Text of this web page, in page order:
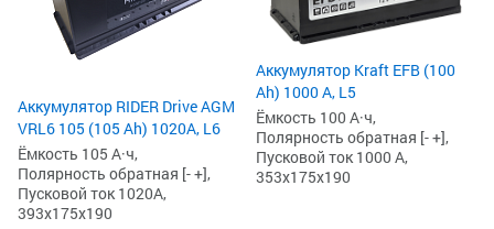
Аккумулятор RIDER Drive AGM
VRL6 105 (105 Ah) 1020А, L6
Ёмкость 105 А·ч,
Полярность обратная [- +],
Пусковой ток 1020А,
393x175x190
Аккумулятор Kraft EFB (100
Ah) 1000 А, L5
Ёмкость 100 А·ч,
Полярность обратная [- +],
Пусковой ток 1000 А,
353x175x190